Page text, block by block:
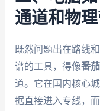
通道和物
既然问题出在路线
谱的工具，得像番
道。它在国内核心
据直接进入专线，